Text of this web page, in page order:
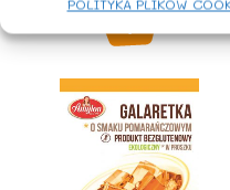
POLITYKA PLIKÓW